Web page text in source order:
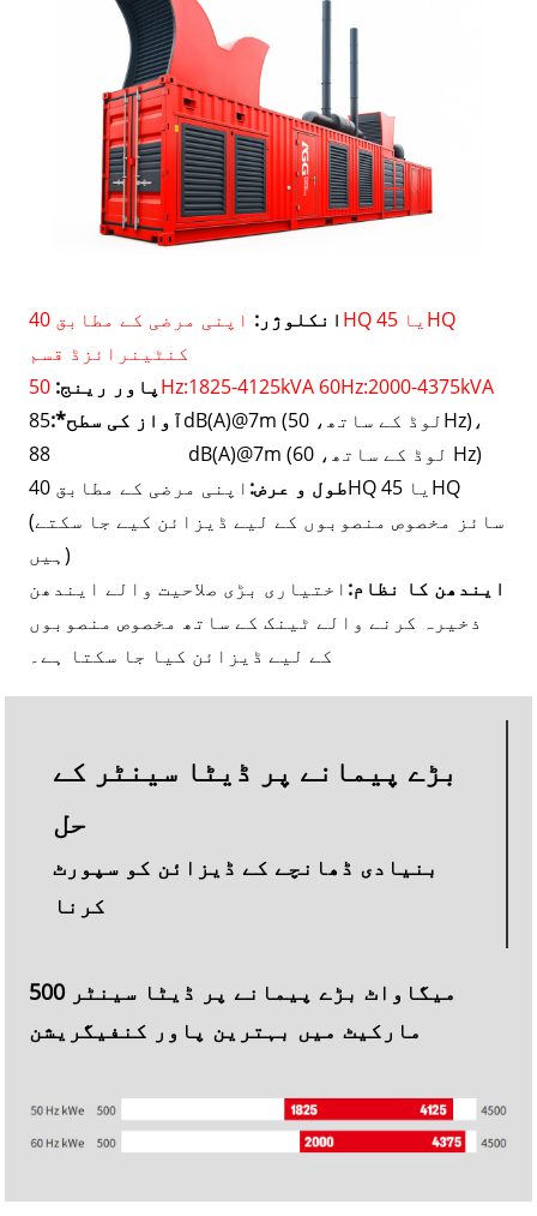
انکلوژر:
اپنی مرضی کے مطابق 40HQ یا 45HQ
کنٹینرائزڈ قسم
پاور رینج: 50Hz:1825-4125kVA 60Hz:2000-4375kVA
آواز کی سطح*:
85dB(A)@7m (لوڈ کے ساتھ، 50Hz)،
88 dB(A)@7m (لوڈ کے ساتھ، 60 Hz)
طول و عرض:
اپنی مرضی کے مطابق 40HQ یا 45HQ
(سائز مخصوص منصوبوں کے لیے ڈیزائن کیے جا سکتے
ہیں)
ایندھن کا نظام: اختیاری بڑی صلاحیت والے ایندھن
ذخیرہ کرنے والے ٹینک کے ساتھ مخصوص منصوبوں
کے لیے ڈیزائن کیا جا سکتا ہے۔
بڑے پیمانے پر ڈیٹا سینٹر کے
حل
بنیادی ڈھانچے کے ڈیزائن کو سپورٹ
کرنا
500 میگاواٹ بڑے پیمانے پر ڈیٹا سینٹر
مارکیٹ میں بہترین پاور کنفیگریشن